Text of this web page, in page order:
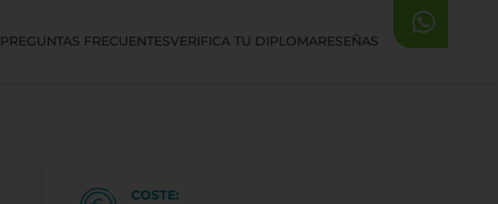
PREGUNTAS FRECUENTESVERIFICA TU DIPLOMARESEÑAS
COSTE: